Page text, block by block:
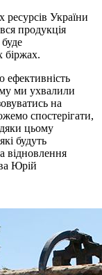
України
продукція
біржах.
ефективність
ми ухвалили
на
спостерігати,
цьому
будуть
відновлення
Юрій